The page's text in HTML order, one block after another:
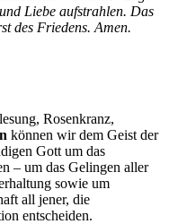
Liebe aufstrahlen. Das
des Friedens. Amen.
Rosenkranz,
können wir dem Geist der
Gott um das
– um das Gelingen aller
sowie um
all jener, die
entscheiden.